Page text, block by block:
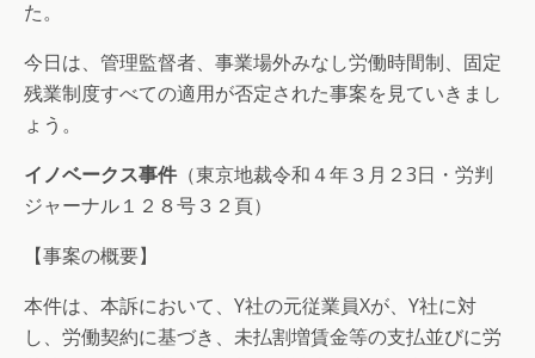
た。
今日は、管理監督者、事業場外みなし労働時間制、固定
残業制度すべての適用が否定された事案を見ていきまし
ょう。
イノベークス事件 （東京地裁令和４年３月２3日・労判
ジャーナル１２８号３２頁）
【事案の概要】
本件は、本訴において、Y社の元従業員Xが、Y社に対
し、労働契約に基づき、未払割増賃金等の支払並びに労